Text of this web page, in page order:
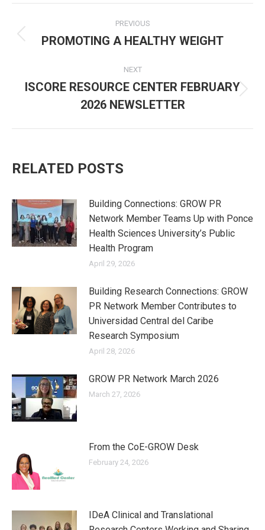
navigation
PREVIOUS
Previous
PROMOTING A HEALTHY WEIGHT
NEXT
post:
ISCORE RESOURCE CENTER FEBRUARY
2026 NEWSLETTER
RELATED POSTS
Building Connections: GROW PR
Network Member Teams Up with Ponce
Health Sciences University’s Public
Health Program
April 29, 2026
Building Research Connections: GROW
PR Network Member Contributes to
Universidad Central del Caribe
Research Symposium
April 28, 2026
GROW PR Network March 2026
March 27, 2026
From the CoE-GROW Desk
February 24, 2026
IDeA Clinical and Translational